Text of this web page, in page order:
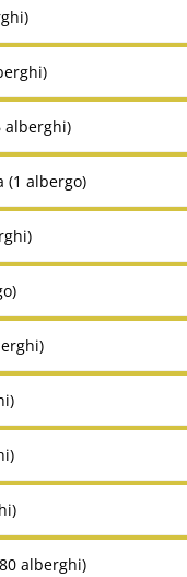
alberghi)
(1 albergo)
alberghi)